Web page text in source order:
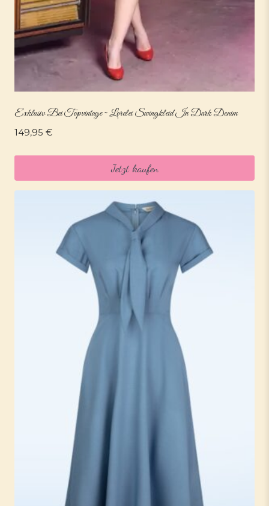
Exklusiv Bei Topvintage ~ Lorelei Swingkleid In Dark Denim
149,95 €
Jetzt kaufen